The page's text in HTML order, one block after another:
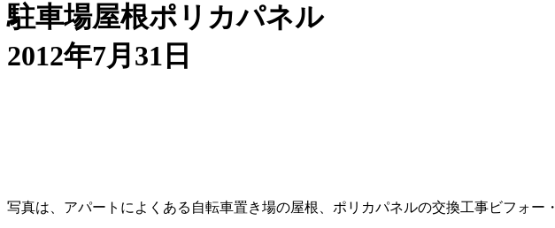
駐車場屋根ポリカパネル
2012年7月31日
写真は、アパートによくある自転車置き場の屋根、ポリカパネルの交換工事ビフォー